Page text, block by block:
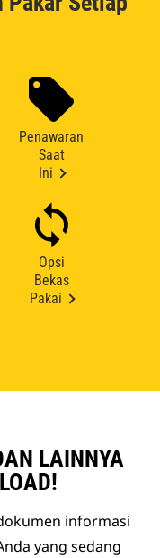
Penawaran
Saat
Ini
Opsi
Bekas
Pakai
LAINNYA
informasi
yang sedang